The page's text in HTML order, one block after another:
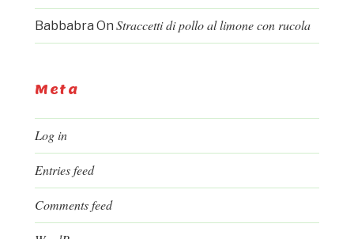
Babbabra On Straccetti di pollo al limone con rucola
Meta
Log in
Entries feed
Comments feed